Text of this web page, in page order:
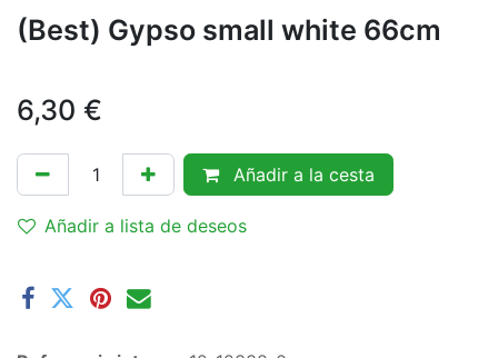
(Best) Gypso small white 66cm
6,30 €
Añadir a la cesta
Añadir a lista de deseos